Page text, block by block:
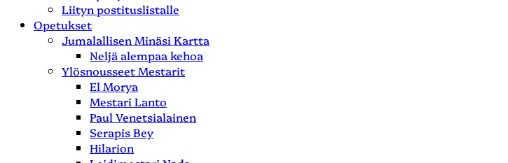
Liityn postituslistalle
Opetukset
Jumalallisen Minäsi Kartta
Neljä alempaa kehoa
Ylösnousseet Mestarit
El Morya
Mestari Lanto
Paul Venetsialainen
Serapis Bey
Hilarion